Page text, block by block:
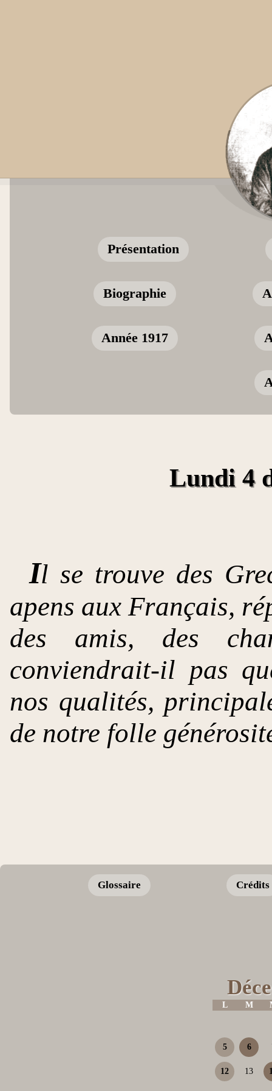
Présentation
Biographie
Année 1917
Lundi 4
Il se trouve des
apens aux Français,
des amis, des
conviendrait-il pas
nos qualités,
de notre folle
Glossaire Crédits
L M
5 6
12 13